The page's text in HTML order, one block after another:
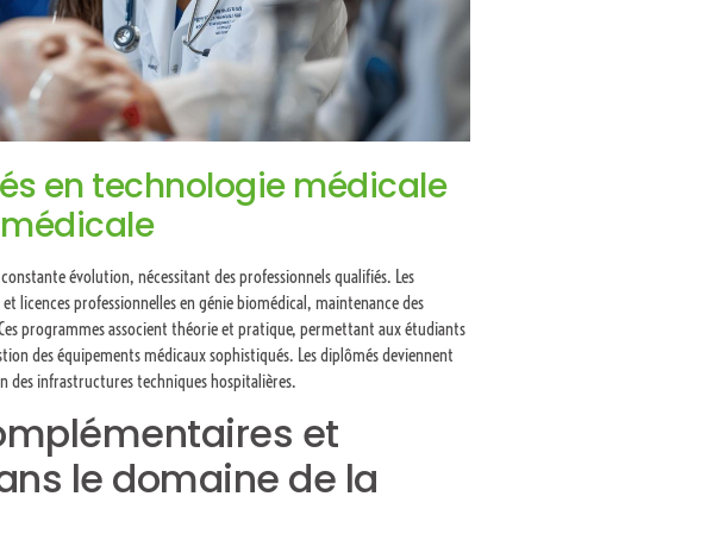
en technologie médicale
évolution, nécessitant des professionnels qualifiés. Les
licences professionnelles en génie biomédical, maintenance des
programmes associent théorie et pratique, permettant aux étudiants
des équipements médicaux sophistiqués. Les diplômés deviennent
des infrastructures techniques hospitalières.
et
le domaine de la